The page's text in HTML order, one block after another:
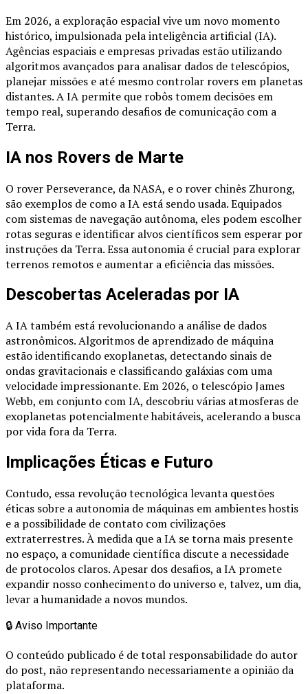
Em 2026, a exploração espacial vive um novo momento
histórico, impulsionada pela inteligência artificial (IA).
Agências espaciais e empresas privadas estão utilizando
algoritmos avançados para analisar dados de telescópios,
planejar missões e até mesmo controlar rovers em planetas
distantes. A IA permite que robôs tomem decisões em
tempo real, superando desafios de comunicação com a
Terra.
IA nos Rovers de Marte
O rover Perseverance, da NASA, e o rover chinês Zhurong,
são exemplos de como a IA está sendo usada. Equipados
com sistemas de navegação autônoma, eles podem escolher
rotas seguras e identificar alvos científicos sem esperar por
instruções da Terra. Essa autonomia é crucial para explorar
terrenos remotos e aumentar a eficiência das missões.
Descobertas Aceleradas por IA
A IA também está revolucionando a análise de dados
astronômicos. Algoritmos de aprendizado de máquina
estão identificando exoplanetas, detectando sinais de
ondas gravitacionais e classificando galáxias com uma
velocidade impressionante. Em 2026, o telescópio James
Webb, em conjunto com IA, descobriu várias atmosferas de
exoplanetas potencialmente habitáveis, acelerando a busca
por vida fora da Terra.
Implicações Éticas e Futuro
Contudo, essa revolução tecnológica levanta questões
éticas sobre a autonomia de máquinas em ambientes hostis
e a possibilidade de contato com civilizações
extraterrestres. À medida que a IA se torna mais presente
no espaço, a comunidade científica discute a necessidade
de protocolos claros. Apesar dos desafios, a IA promete
expandir nosso conhecimento do universo e, talvez, um dia,
levar a humanidade a novos mundos.
🔒 Aviso Importante
O conteúdo publicado é de total responsabilidade do autor
do post, não representando necessariamente a opinião da
plataforma.